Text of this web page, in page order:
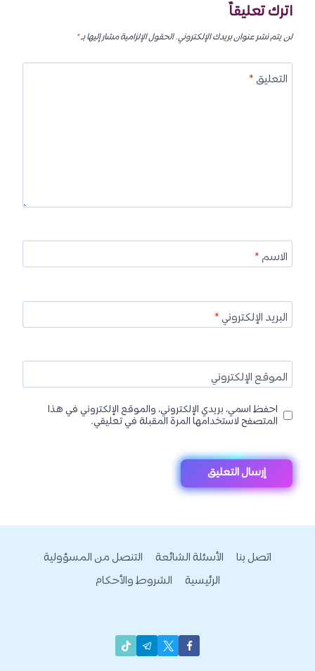
اترك تعليقاً
لن يتم نشر عنوان بريدك الإلكتروني.الحقول الإلزامية مشار إليها بـ*
التعليق*
الاسم*
البريد الإلكتروني*
الموقع الإلكتروني
احفظ اسمي، بريدي الإلكتروني، والموقع الإلكتروني في هذا
المتصفح لاستخدامها المرة المقبلة في تعليقي.
اتصل بنا الأسئلة الشائعة
التنصل من المسؤولية
الرئيسية
الشروط والأحكام